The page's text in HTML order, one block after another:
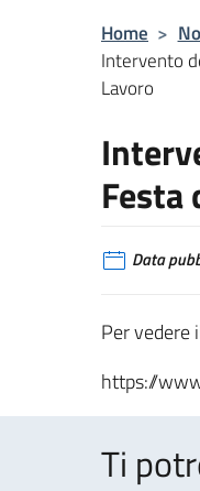
Home >
Intervento
Lavoro
Festa
Data
Per vedere
https://
Ti